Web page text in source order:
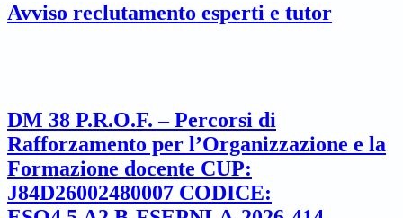
Avviso reclutamento esperti e tutor
DM 38 P.R.O.F. – Percorsi di
Rafforzamento per l’Organizzazione e la
Formazione docente CUP:
J84D26002480007 CODICE: